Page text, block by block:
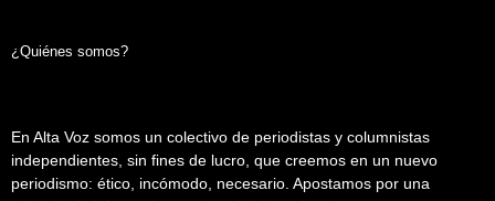
¿Quiénes somos?
En Alta Voz somos un colectivo de periodistas y columnistas
independientes, sin fines de lucro, que creemos en un nuevo
periodismo: ético, incómodo, necesario. Apostamos por una